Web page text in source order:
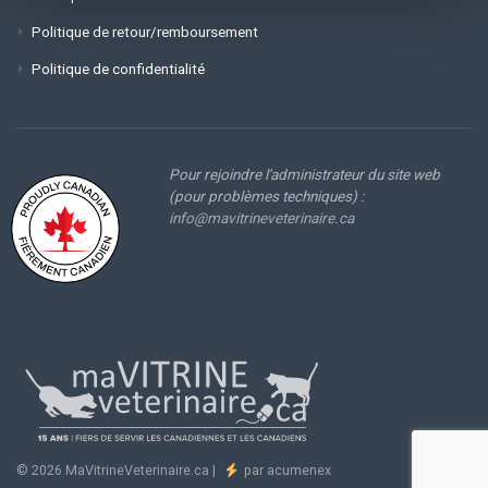
Politique de retour/remboursement
Politique de confidentialité
Pour rejoindre l'administrateur du site web
(pour problèmes techniques) :
info@mavitrineveterinaire.ca
© 2026 MaVitrineVeterinaire.ca | par acumenex